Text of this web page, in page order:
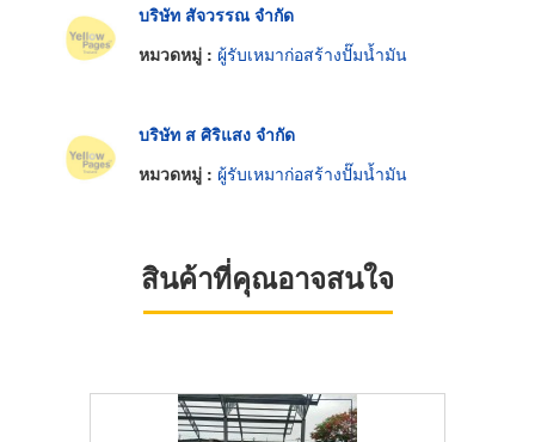
บริษัท สัจวรรณ จำกัด
หมวดหมู่ : ผู้รับเหมาก่อสร้างปั๊มน้ำมัน
บริษัท ส ศิริแสง จำกัด
หมวดหมู่ : ผู้รับเหมาก่อสร้างปั๊มน้ำมัน
สินค้าที่คุณอาจสนใจ